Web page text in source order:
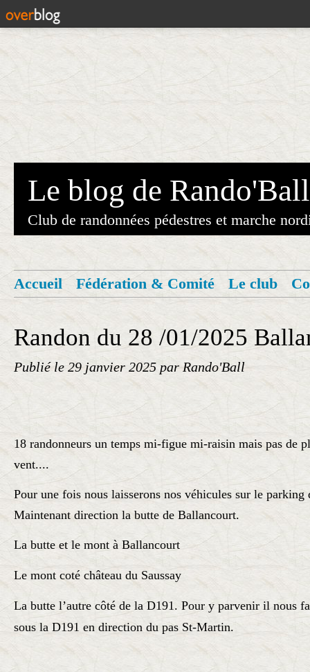
Le blog de Rando'Ball
Club de randonnées pédestres et marche
Accueil Fédération & Comité Le club
Randon du 28 /01/2025
Publié le 29 janvier 2025 par Rando'Ball
18 randonneurs un temps mi-figue mi-raisin mais pas de
vent....
Pour une fois nous laisserons nos véhicules sur le parking
Maintenant direction la butte de Ballancourt.
La butte et le mont à Ballancourt
Le mont coté château du Saussay
La butte l’autre côté de la D191. Pour y parvenir il nous
sous la D191 en direction du pas St-Martin.